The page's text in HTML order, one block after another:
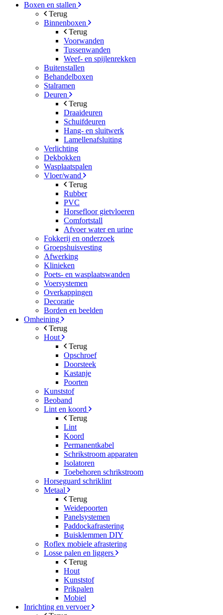
Boxen en stallen
Terug
Binnenboxen
Terug
Voorwanden
Tussenwanden
Weef- en spijlenrekken
Buitenstallen
Behandelboxen
Stalramen
Deuren
Terug
Draaideuren
Schuifdeuren
Hang- en sluitwerk
Lamellenafsluiting
Verlichting
Dekbokken
Wasplaatspalen
Vloer/wand
Terug
Rubber
PVC
Horsefloor gietvloeren
Comfortstall
Afvoer water en urine
Fokkerij en onderzoek
Groepshuisvesting
Afwerking
Klinieken
Poets- en wasplaatswanden
Voersystemen
Overkappingen
Decoratie
Borden en beelden
Omheining
Terug
Hout
Terug
Opschroef
Doorsteek
Kastanje
Poorten
Kunststof
Beoband
Lint en koord
Terug
Lint
Koord
Permanentkabel
Schrikstroom apparaten
Isolatoren
Toebehoren schrikstroom
Horseguard schriklint
Metaal
Terug
Weidepoorten
Panelsystemen
Paddockafrastering
Buisklemmen DIY
Roflex mobiele afrastering
Losse palen en liggers
Terug
Hout
Kunststof
Prikpalen
Mobiel
Inrichting en vervoer